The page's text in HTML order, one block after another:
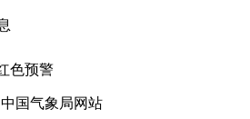
色预警
中国气象局网站